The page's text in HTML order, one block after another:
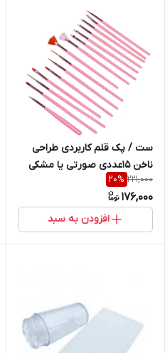
ست / پک قلم کاربردی طراحی
ناخن 15عددی صورتی یا مشکی
221,000
20%
176,000
افزودن به سبد